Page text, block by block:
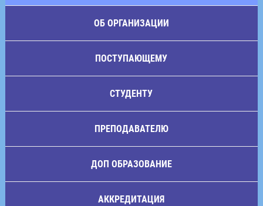
ОБ ОРГАНИЗАЦИИ
ПОСТУПАЮЩЕМУ
СТУДЕНТУ
ПРЕПОДАВАТЕЛЮ
ДОП ОБРАЗОВАНИЕ
АККРЕДИТАЦИЯ